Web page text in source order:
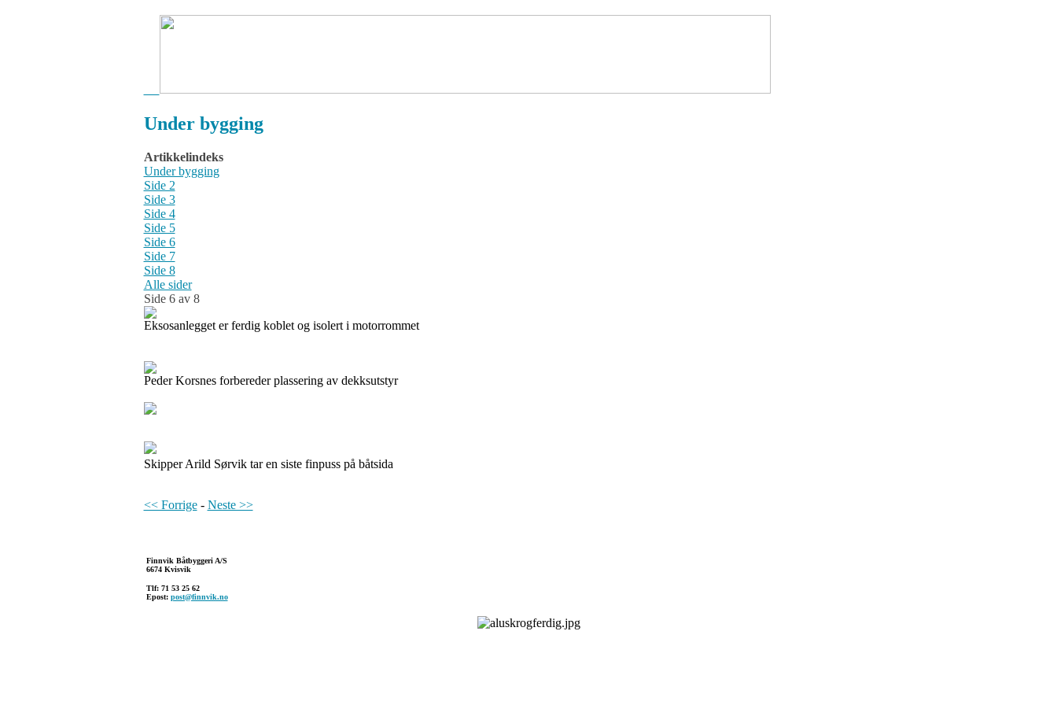
Under bygging
Artikkelindeks
Under bygging
Side 2
Side 3
Side 4
Side 5
Side 6
Side 7
Side 8
Alle sider
Side 6 av 8
Eksosanlegget er ferdig koblet og isolert i motorrommet
Peder Korsnes forbereder plassering av dekksutstyr
Skipper Arild Sørvik tar en siste finpuss på båtsida
<< Forrige- Neste >>
Finnvik Båtbyggeri A/S
6674 Kvisvik
Tlf: 71 53 25 62
Epost: post@finnvik.no